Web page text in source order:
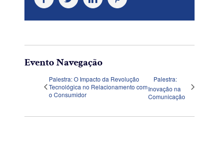
Evento Navegação
Palestra: O Impacto da Revolução
Tecnológica no Relacionamento com
o Consumidor
Palestra:
Inovação na
Comunicação